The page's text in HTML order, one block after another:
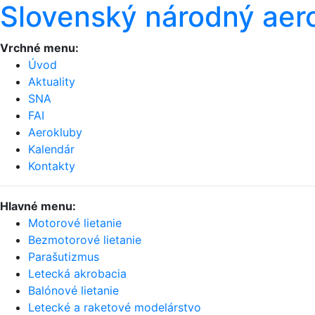
Slovenský národný
Vrchné menu:
Úvod
Aktuality
SNA
FAI
Aerokluby
Kalendár
Kontakty
Hlavné menu:
Motorové lietanie
Bezmotorové lietanie
Parašutizmus
Letecká akrobacia
Balónové lietanie
Letecké a raketové modelárstvo